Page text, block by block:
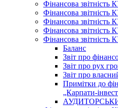
Фінансова звітність
Фінансова звітність
Фінансова звітність
Фінансова звітність
Фінансова звітність
Баланс
Звіт про
Звіт про рух
Звіт про
Примітки до
„Карпати-